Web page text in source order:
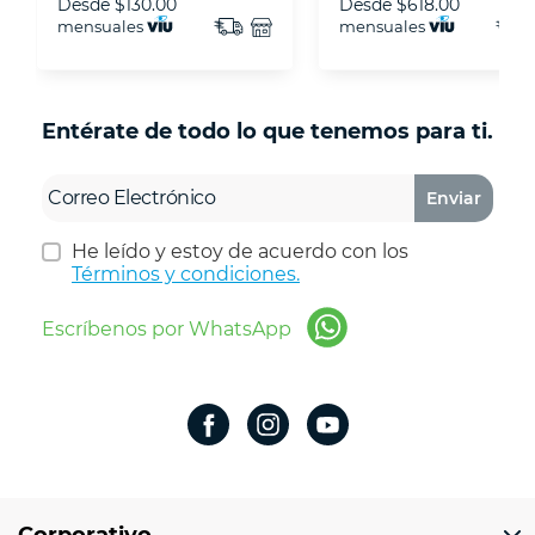
Desde $130.00
mensuales
Desde $618.00
mensuales
Entérate de todo lo que tenemos para ti.
Enviar
He leído y estoy de acuerdo con los
Términos y condiciones.
Escríbenos por WhatsApp